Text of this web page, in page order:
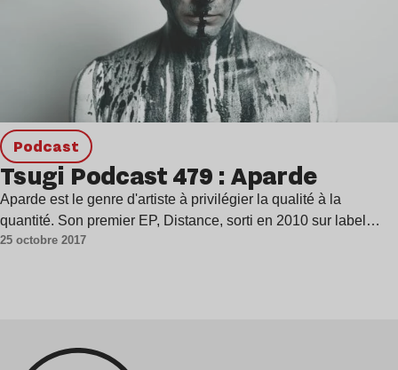
podcast
Tsugi Podcast 479 : Aparde
Aparde est le genre d'artiste à privilégier la qualité à la
quantité. Son premier EP, Distance, sorti en 2010 sur label…
25 octobre 2017